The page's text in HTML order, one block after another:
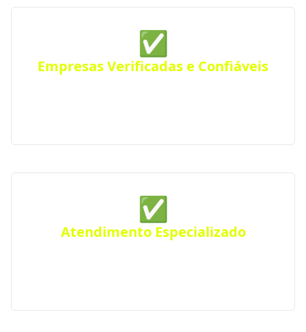
✅
Empresas Verificadas e Confiáveis
✅
Atendimento Especializado